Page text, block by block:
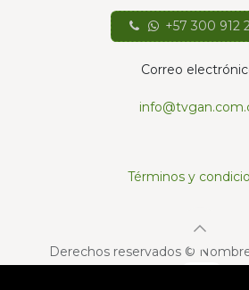
+57 300 912
Correo
Términos y
Derechos reservados ©